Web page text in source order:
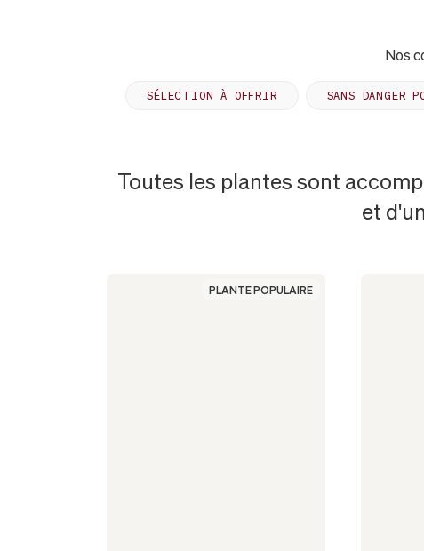
Nos
SÉLECTION À OFFRIR SANS DANGER
PLANTES
Toutes les plantes sont
et
PLANTE POPULAIRE